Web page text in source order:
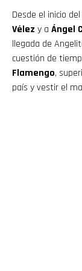
Desde el inicio
Vélez y a Ángel
llegada de
cuestión de
Flamengo,
país y vestir el